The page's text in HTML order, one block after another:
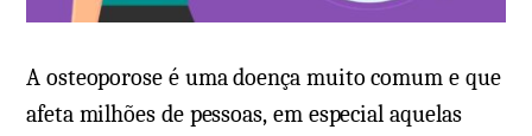
A osteoporose é uma doença muito comum e que
afeta milhões de pessoas, em especial aquelas